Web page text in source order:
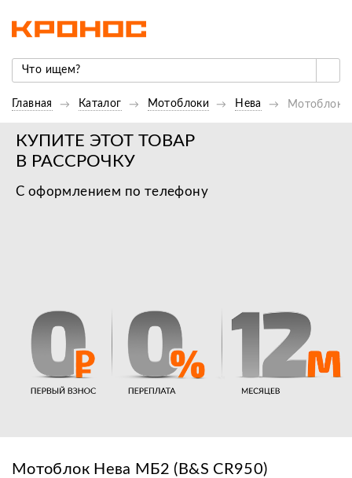
Главная Каталог Мотоблоки Нева Мотоблок
КУПИТЕ ЭТОТ ТОВАР
В РАССРОЧКУ
С оформлением по телефону
Мотоблок Нева МБ2 (B&S CR950)